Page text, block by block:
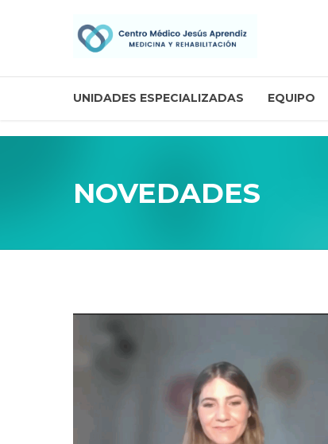
UNIDADES ESPECIALIZADAS EQUIPO
NOVEDADES